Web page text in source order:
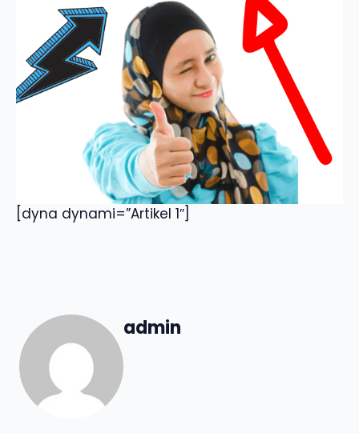
[dyna dynami=”Artikel 1″]
admin